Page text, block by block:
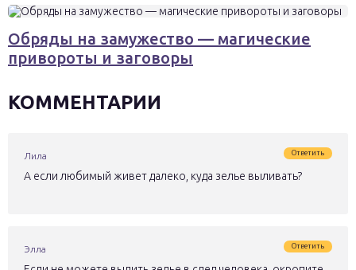
Обряды на замужество — магические
привороты и заговоры
КОММЕНТАРИИ
Лила Ответить
А если любимый живет далеко, куда зелье выливать?
Элла Ответить